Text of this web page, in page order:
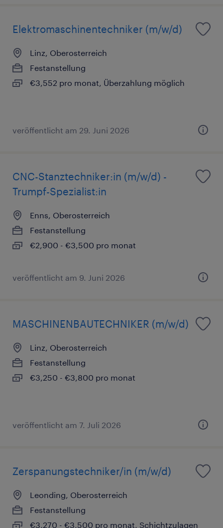
Elektromaschinentechniker (m/w/d)
Linz, Oberosterreich
Festanstellung
€3,552 pro monat, Überzahlung möglich
veröffentlicht am 29. Juni 2026
CNC-Stanztechniker:in (m/w/d) -
Trumpf-Spezialist:in
Enns, Oberosterreich
Festanstellung
€2,900 - €3,500 pro monat
veröffentlicht am 9. Juni 2026
MASCHINENBAUTECHNIKER (m/w/d)
Linz, Oberosterreich
Festanstellung
€3,250 - €3,800 pro monat
veröffentlicht am 7. Juli 2026
Zerspanungstechniker/in (m/w/d)
Leonding, Oberosterreich
Festanstellung
€3,270 - €3,500 pro monat, Schichtzulagen